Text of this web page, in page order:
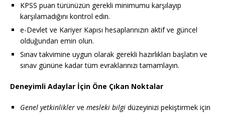
KPSS puan türünüzün gerekli minimumu karşılayıp
karşılamadığını kontrol edin.
e-Devlet ve Kariyer Kapısı hesaplarınızın aktif ve güncel
olduğundan emin olun.
Sınav takvimine uygun olarak gerekli hazırlıkları başlatın ve
sınav gününe kadar tüm evraklarınızı tamamlayın.
Deneyimli Adaylar İçin Öne Çıkan Noktalar
Genel yetkinlikler ve mesleki bilgi düzeyinizi pekiştirmek için